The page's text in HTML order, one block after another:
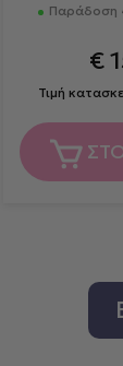
Παράδοση
€
Τιμή